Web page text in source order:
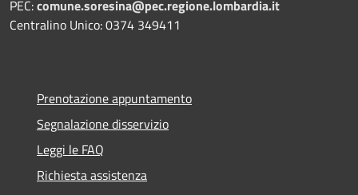
PEC:comune.soresina@pec.regione.lombardia.it
Centralino Unico: 0374 349411
Prenotazione appuntamento
Segnalazione disservizio
Leggi le FAQ
Richiesta assistenza